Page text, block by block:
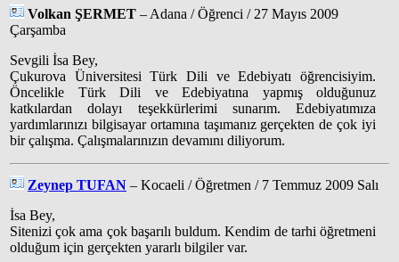
Volkan ŞERMET – Adana / Öğrenci / 27 Mayıs 2009
Çarşamba
Sevgili İsa Bey,
Çukurova Üniversitesi Türk Dili ve Edebiyatı öğrencisiyim.
Öncelikle Türk Dili ve Edebiyatına yapmış olduğunuz
katkılardan dolayı teşekkürlerimi sunarım. Edebiyatımıza
yardımlarınızı bilgisayar ortamına taşımanız gerçekten de çok iyi
bir çalışma. Çalışmalarınızın devamını diliyorum.
Zeynep TUFAN – Kocaeli / Öğretmen / 7 Temmuz 2009 Salı
İsa Bey,
Sitenizi çok ama çok başarılı buldum. Kendim de tarhi öğretmeni
olduğum için gerçekten yararlı bilgiler var.